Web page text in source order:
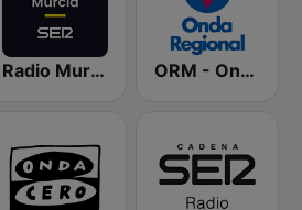
Radio Murcia SER ORM - Onda Regional de Murcia